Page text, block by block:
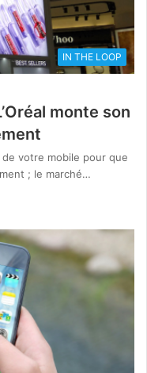
IN THE LOOP
monte son
de votre mobile pour que
; le marché…